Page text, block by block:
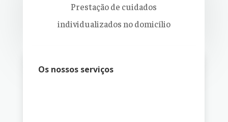
Prestação de cuidados
individualizados no domicílio
Os nossos serviços